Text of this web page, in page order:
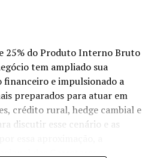
25% do Produto Interno Bruto
tem ampliado sua
financeiro e impulsionado a
preparados para atuar em
crédito rural, hedge cambial e
discutir esse cenário e as